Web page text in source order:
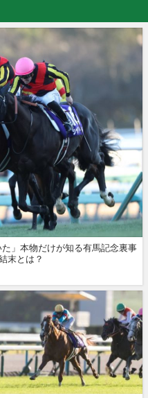
」本物だけが知る有馬記念裏事
末とは？